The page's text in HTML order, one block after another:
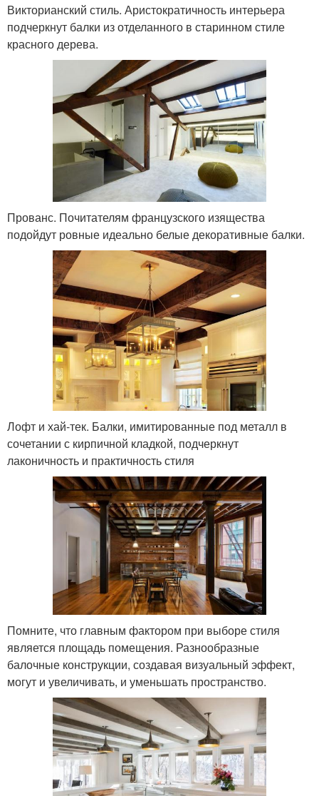
Викторианский стиль. Аристократичность интерьера
подчеркнут балки из отделанного в старинном стиле
красного дерева.
Прованс. Почитателям французского изящества
подойдут ровные идеально белые декоративные балки.
Лофт и хай-тек. Балки, имитированные под металл в
сочетании с кирпичной кладкой, подчеркнут
лаконичность и практичность стиля
Помните, что главным фактором при выборе стиля
является площадь помещения. Разнообразные
балочные конструкции, создавая визуальный эффект,
могут и увеличивать, и уменьшать пространство.